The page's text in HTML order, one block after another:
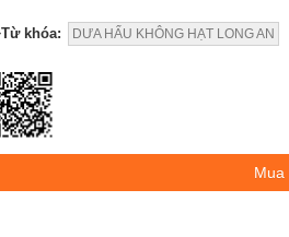
Từ khóa: DƯA HẤU KHÔNG HẠT LONG AN